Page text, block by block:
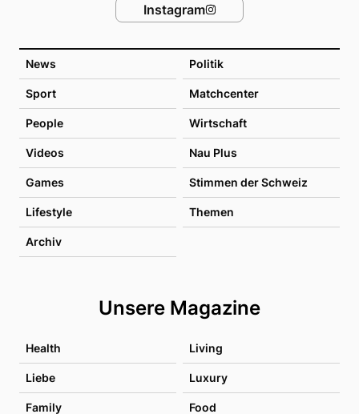
News Politik
Sport Matchcenter
People Wirtschaft
Videos Nau Plus
Games Stimmen der Schweiz
Lifestyle Themen
Archiv
Unsere Magazine
Health Living
Liebe Luxury
Family Food
Instagram